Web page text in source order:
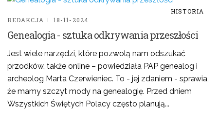
HISTORIA
REDAKCJA
18-11-2024
Genealogia - sztuka odkrywania przeszłości
Jest wiele narzędzi, które pozwolą nam odszukać
przodków, także online – powiedziała PAP genealog i
archeolog Marta Czerwieniec. To - jej zdaniem - sprawia,
że mamy szczyt mody na genealogię. Przed dniem
Wszystkich Świętych Polacy często planują...